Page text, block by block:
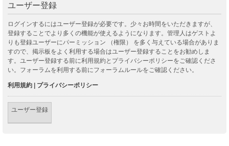
ユーザー登録
ログインするにはユーザー登録が必要です。少々お時間をいただきますが、
登録することでより多くの機能が使えるようになります。管理人はゲストよ
りも登録ユーザーにパーミッション （権限） を多く与えている場合がありま
すので、掲示板をよく利用する場合はユーザー登録することをお勧めしま
す。ユーザー登録する前に利用規約とプライバシーポリシーをご確認くださ
い。フォーラムを利用する前にフォーラムルールをご確認ください。
利用規約 | プライバシーポリシー
ユーザー登録